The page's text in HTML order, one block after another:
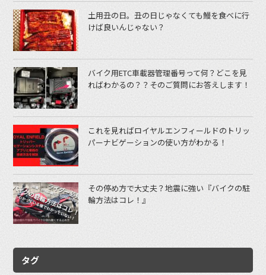
土用丑の日。丑の日じゃなくても鰻を食べに行
けば良いんじゃない？
バイク用ETC車載器管理番号って何？どこを見
ればわかるの？？そのご質問にお答えします！
これを見ればロイヤルエンフィールドのトリッ
パーナビゲーションの使い方がわかる！
その停め方で大丈夫？地震に強い『バイクの駐
輪方法はコレ！』
タグ